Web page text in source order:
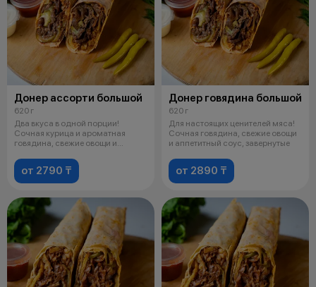
Донер ассорти большой
620 г
Два вкуса в одной порции!
Сочная курица и ароматная
говядина, свежие овощи и
от 2790 ₸
Донер говядина большой
620 г
Для настоящих ценителей мяса!
Сочная говядина, свежие овощи
и аппетитный соус, завернутые
от 2890 ₸